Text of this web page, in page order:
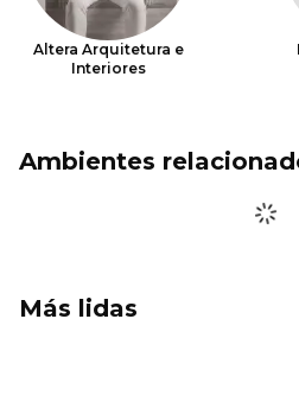
Altera Arquitetura e
Interiores
Ambientes
Más lidas